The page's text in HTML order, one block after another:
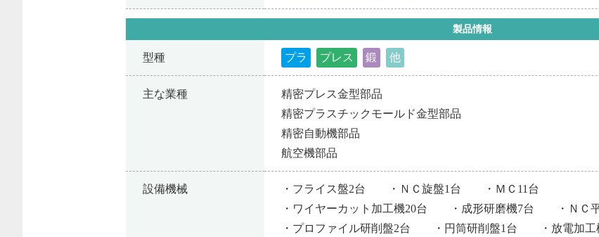
製品情報
型種 プラ プレス 鍛 他
主な業種
精密プレス金型部品
精密プラスチックモールド金型部品
精密自動機部品
航空機部品
設備機械
・フライス盤2台 ・ＮＣ旋盤1台 ・ＭＣ11台
・ワイヤーカット加工機20台 ・成形研磨機7台 ・ＮＣ平
・プロファイル研削盤2台 ・円筒研削盤1台 ・放電加工